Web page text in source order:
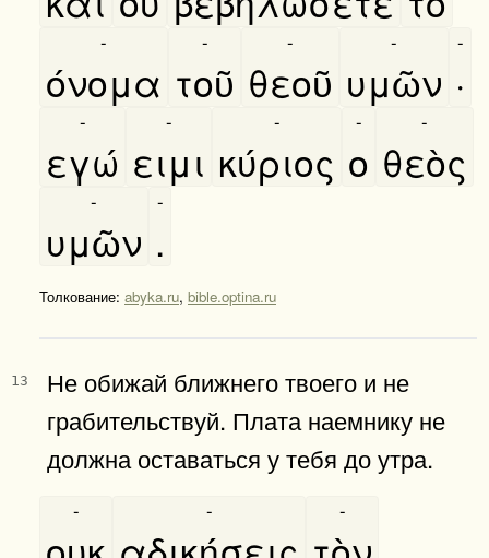
όνομα
-
τοῦ
-
θεοῦ
-
υμῶν
-
·
-
εγώ
-
ειμι
-
κύριος
-
ο
-
θεὸς
-
υμῶν
-
.
-
Толкование: abyka.ru, bible.optina.ru
13
Не обижай ближнего твоего и не
грабительствуй. Плата наемнику не
должна оставаться у тебя до утра.
- - -